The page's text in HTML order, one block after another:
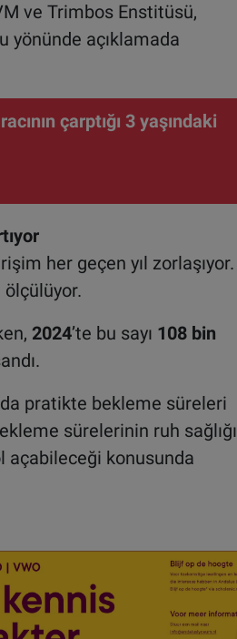
ve Trimbos Enstitüsü,
yönünde açıklamada
çarptığı 3 yaşındaki
her geçen yıl zorlaşıyor.
2024’te bu sayı 108 bin
pratikte bekleme süreleri
sürelerinin ruh sağlığı
açabileceği konusunda